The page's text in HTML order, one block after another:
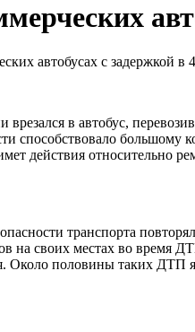
автобусах с задержкой в
в автобус,
способствовало
действия относительно
транспорта
на своих местах во время
Около половины таких ДТП